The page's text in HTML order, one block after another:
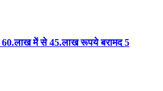
में से 45.लाख रूपये बरामद 5